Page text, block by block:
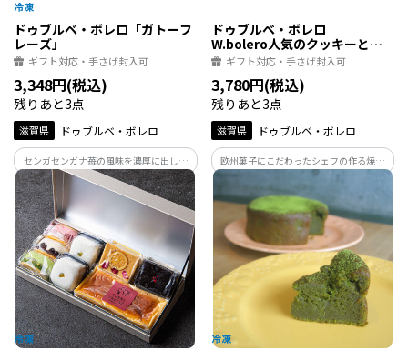
ドゥブルベ・ボレロ「ガトーフ
レーズ」
ギフト対応・手さげ封入可
3,348円(税込)
残りあと3点
滋賀県 ドゥブルベ・ボレロ
センガセンガナ苺の風味を濃厚に出した
バタークリームと、木苺のコンフィチュ
ールをアーモンド風味の濃くのあるスポ
ンジでサンドしたケーキ。
ドゥブルベ・ボレロ
W.bolero人気のクッキーと焼
き菓子のセット
ギフト対応・手さげ封入可
3,780円(税込)
残りあと3点
滋賀県 ドゥブルベ・ボレロ
欧州菓子にこだわったシェフの作る焼き
菓子は、自然で良質な原材料を厳選し、
スローフードの考え方に基づいて製造し
ています。